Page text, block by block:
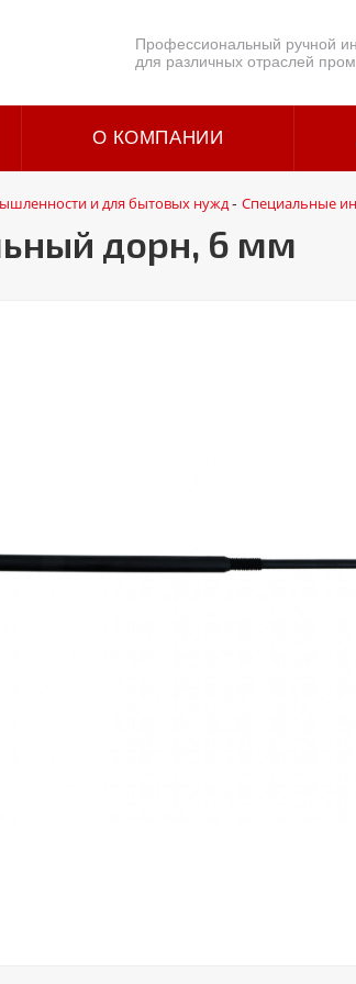
Профессиональный ручной
для различных отраслей
О КОМПАНИИ
и для бытовых нужд- Специальные
дорн, 6 мм